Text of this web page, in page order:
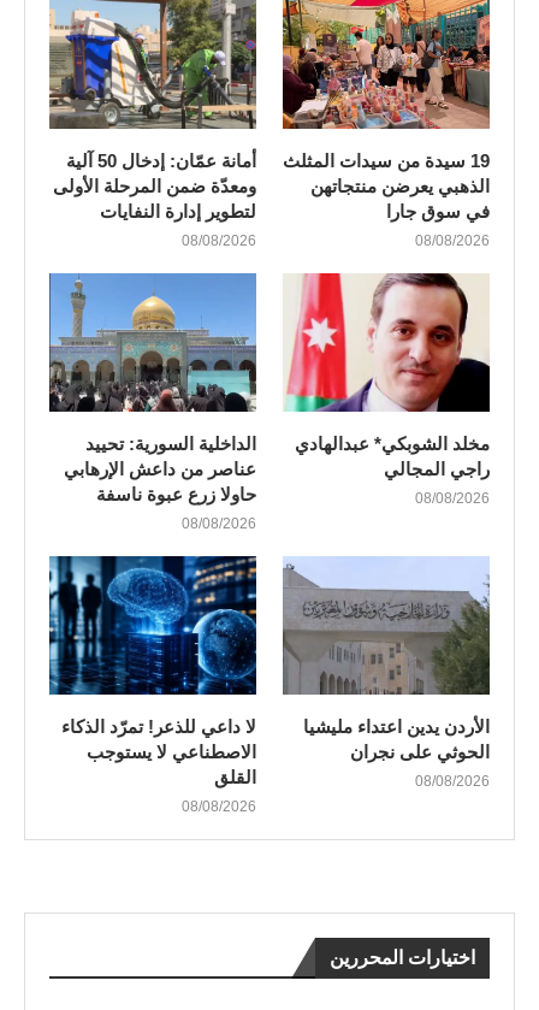
19 سيدة من سيدات المثلث
الذهبي يعرضن منتجاتهن
في سوق جارا
08/08/2026
أمانة عمّان: إدخال 50 آلية
ومعدّة ضمن المرحلة الأولى
لتطوير إدارة النفايات
08/08/2026
مخلد الشوبكي* عبدالهادي
راجي المجالي
08/08/2026
الداخلية السورية: تحييد
عناصر من داعش الإرهابي
حاولا زرع عبوة ناسفة
08/08/2026
الأردن يدين اعتداء مليشيا
الحوثي على نجران
08/08/2026
لا داعي للذعر! تمرّد الذكاء
الاصطناعي لا يستوجب
القلق
08/08/2026
اختيارات المحررين